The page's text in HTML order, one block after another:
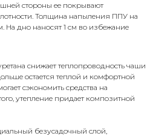
стороны ее покрывают
Толщина напыления ППУ на
На дно наносят 1 см во избежание
снижает теплопроводность чаши
остается теплой и комфортной
сэкономить средства на
утепление придает композитной
безусадочный слой,